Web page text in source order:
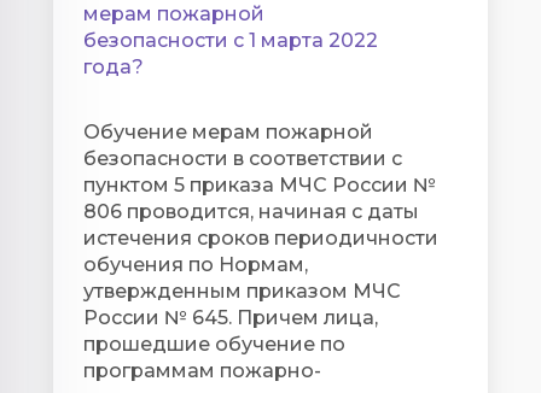
мерам пожарной
безопасности с 1 марта 2022
года?
Обучение мерам пожарной
безопасности в соответствии с
пунктом 5 приказа МЧС России №
806 проводится, начиная с даты
истечения сроков периодичности
обучения по Нормам,
утвержденным приказом МЧС
России № 645. Причем лица,
прошедшие обучение по
программам пожарно-